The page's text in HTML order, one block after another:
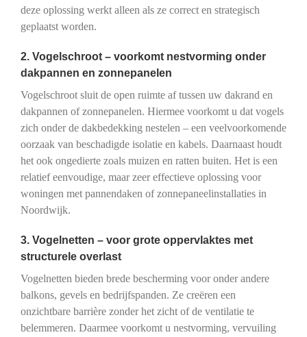
deze oplossing werkt alleen als ze correct en strategisch
geplaatst worden.
2. Vogelschroot – voorkomt nestvorming onder
dakpannen en zonnepanelen
Vogelschroot sluit de open ruimte af tussen uw dakrand en
dakpannen of zonnepanelen. Hiermee voorkomt u dat vogels
zich onder de dakbedekking nestelen – een veelvoorkomende
oorzaak van beschadigde isolatie en kabels. Daarnaast houdt
het ook ongedierte zoals muizen en ratten buiten. Het is een
relatief eenvoudige, maar zeer effectieve oplossing voor
woningen met pannendaken of zonnepaneelinstallaties in
Noordwijk.
3. Vogelnetten – voor grote oppervlaktes met
structurele overlast
Vogelnetten bieden brede bescherming voor onder andere
balkons, gevels en bedrijfspanden. Ze creëren een
onzichtbare barrière zonder het zicht of de ventilatie te
belemmeren. Daarmee voorkomt u nestvorming, vervuiling